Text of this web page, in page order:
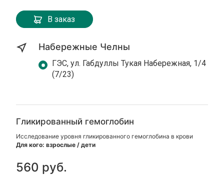
В заказ
Набережные Челны
ГЭС, ул. Габдуллы Тукая Набережная, 1/4
(7/23)
Гликированный гемоглобин
Исследование уровня гликированного гемоглобина в крови
Для кого: взрослые / дети
560 руб.